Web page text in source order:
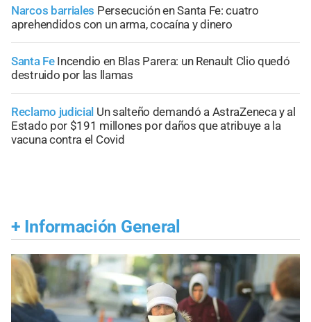
Narcos barriales Persecución en Santa Fe: cuatro
aprehendidos con un arma, cocaína y dinero
Santa Fe Incendio en Blas Parera: un Renault Clio quedó
destruido por las llamas
Reclamo judicial Un salteño demandó a AstraZeneca y al
Estado por $191 millones por daños que atribuye a la
vacuna contra el Covid
+ Información General